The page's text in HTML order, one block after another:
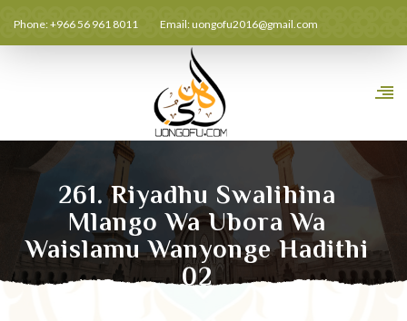
Phone: +966 56 961 8011 Email:uongofu2016@gmail.com
261. Riyadhu Swalihina
Mlango Wa Ubora Wa
Waislamu Wanyonge Hadithi
02